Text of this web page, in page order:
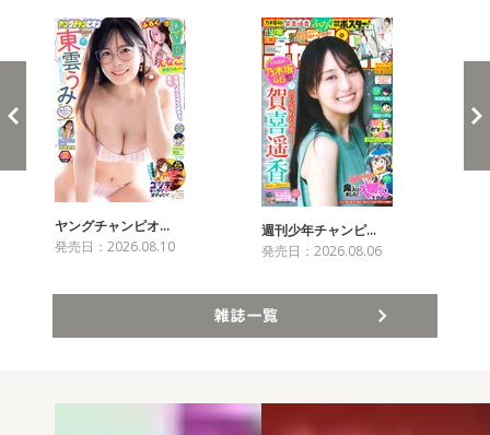
ヤングチャンピオ…
発売日：2026.08.10
週刊少年チャンピ…
発売日：2026.08.06